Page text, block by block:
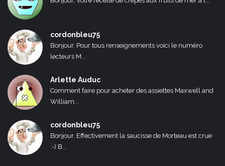
cordonbleu75
Bonjour, Pour tous renseignements voici le numéro
lecteurs M...
Arlette Auduc
Comment faire pour acheter des assiettes Maxwell and
William...
cordonbleu75
Bonjour, Effectivement la saucisse de Morteau est crue
:-) B...